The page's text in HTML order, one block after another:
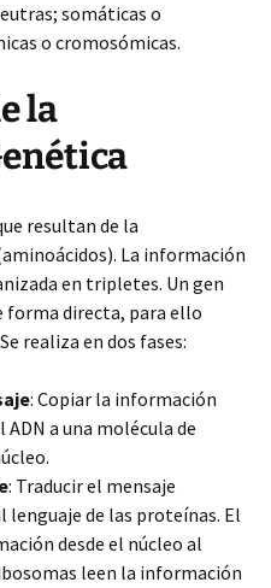
somáticas o
o cromosómicas.
la
resultan de la
La información
en tripletes. Un gen
directa, para ello
realiza en dos fases:
: Copiar la información
a una molécula de
: Traducir el mensaje
lenguaje de las proteínas. El
desde el núcleo al
leen la información